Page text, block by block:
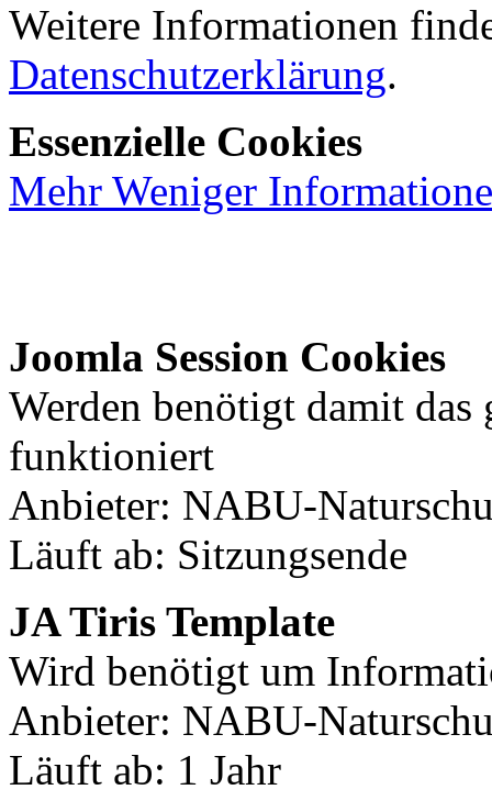
Weitere Informationen
Datenschutzerklärung.
Essenzielle Cookies
Mehr Weniger
Joomla Session Cookies
Werden benötigt damit
funktioniert
Anbieter: NABU-
Läuft ab: Sitzungsende
JA Tiris Template
Wird benötigt um
Anbieter: NABU-
Läuft ab: 1 Jahr